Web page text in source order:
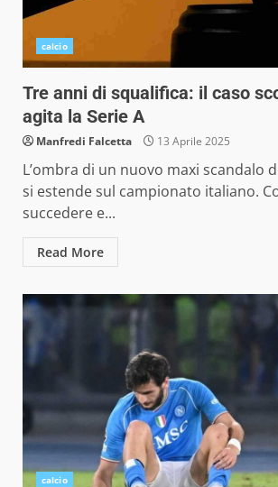
calcio
Tre anni di squalifica: il caso
agita la Serie A
Manfredi Falcetta 13 Aprile 2025
L’ombra di un nuovo maxi scandalo
si estende sul campionato italiano.
succedere e...
Read More
calcio